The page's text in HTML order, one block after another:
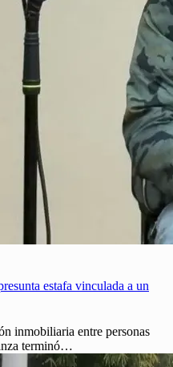
estafa vinculada a un
inmobiliaria entre personas
terminó…